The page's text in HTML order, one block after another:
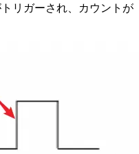
リガーされ、カウントが